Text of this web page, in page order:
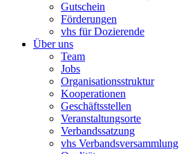
Gutschein
Förderungen
vhs für Dozierende
Über uns
Team
Jobs
Organisationsstruktur
Kooperationen
Geschäftsstellen
Veranstaltungsorte
Verbandssatzung
vhs Verbandsversammlung